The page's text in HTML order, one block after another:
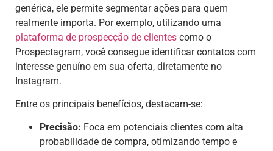
genérica, ele permite segmentar ações para quem
realmente importa. Por exemplo, utilizando uma
plataforma de prospecção de clientes como o
Prospectagram, você consegue identificar contatos com
interesse genuíno em sua oferta, diretamente no
Instagram.
Entre os principais benefícios, destacam-se:
Precisão: Foca em potenciais clientes com alta
probabilidade de compra, otimizando tempo e